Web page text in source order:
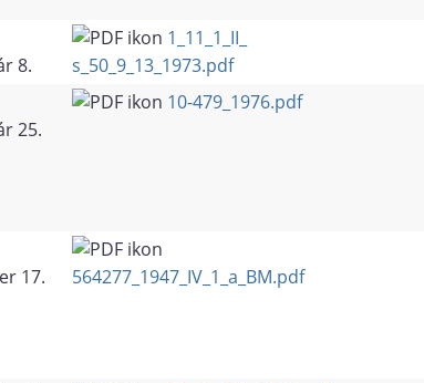
8.
1_11_1_II_
s_50_9_13_1973.pdf
25.
10-479_1976.pdf
17.
564277_1947_IV_1_a_BM.pdf